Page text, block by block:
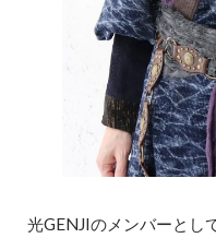
光GENJIのメンバーとし